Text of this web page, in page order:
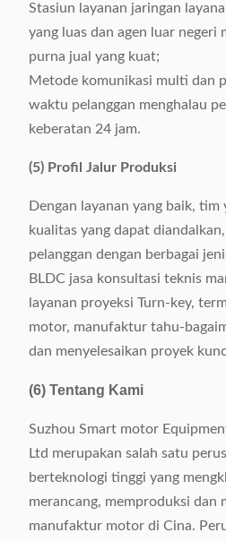
Stasiun layanan jaringan
yang luas dan agen luar negeri
purna jual yang kuat;
Metode komunikasi multi dan
waktu pelanggan menghalau
keberatan 24 jam.
(5) Profil Jalur Produksi
Dengan layanan yang baik,
kualitas yang dapat
pelanggan dengan berbagai
BLDC jasa konsultasi teknis
layanan proyeksi Turn-key,
motor, manufaktur tahu-
dan menyelesaikan proyek
(6) Tentang Kami
Suzhou Smart motor
Ltd merupakan salah satu
berteknologi tinggi yang
merancang, memproduksi dan
manufaktur motor di Cina.